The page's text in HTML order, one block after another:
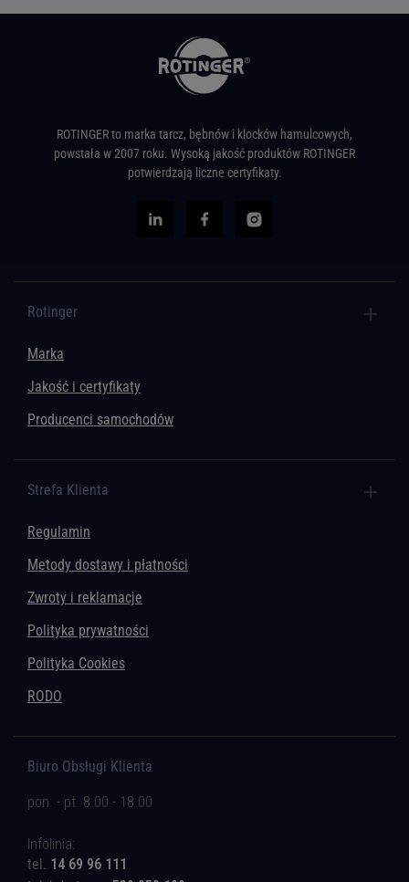
ROTINGER to marka tarcz, bębnów i klocków hamulcowych,
powstała w 2007 roku. Wysoką jakość produktów ROTINGER
potwierdzają liczne certyfikaty.
Rotinger
Marka
Jakość i certyfikaty
Producenci samochodów
Strefa Klienta
Regulamin
Metody dostawy i płatności
Zwroty i reklamacje
Polityka prywatności
Polityka Cookies
RODO
Biuro Obsługi Klienta
pon. - pt. 8.00 - 18.00
Infolinia:
tel. 14 69 96 111